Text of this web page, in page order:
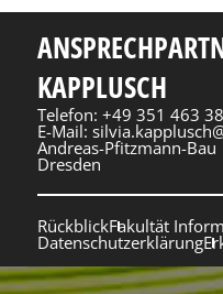
KAPPLUSCH
Telefon: +49 351 463
E-Mail:
Andreas-Pfitzmann-Bau
Dresden
RückblickFakultät
Datenschutzerklärung